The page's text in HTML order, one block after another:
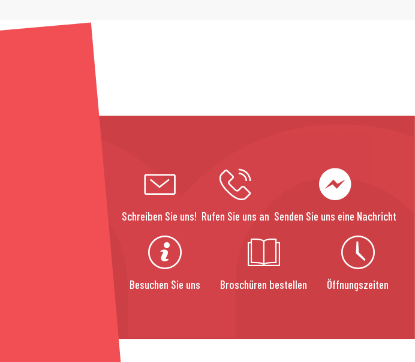
Schreiben Sie uns! Rufen Sie uns an Senden Sie uns eine Nachricht
Besuchen Sie uns Broschüren bestellen Öffnungszeiten